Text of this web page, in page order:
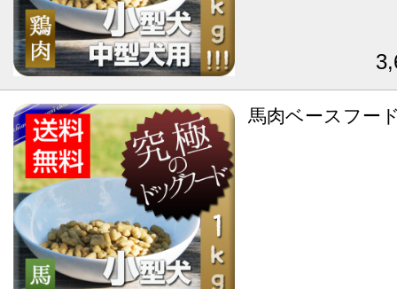
馬肉ベースフー